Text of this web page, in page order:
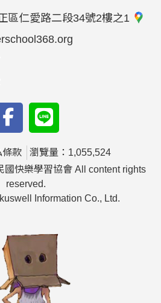
區仁愛路二段34號2樓之1
條款
瀏覽量：1,055,524
快樂學習協會 All content rights
reserved.
Information Co., Ltd.